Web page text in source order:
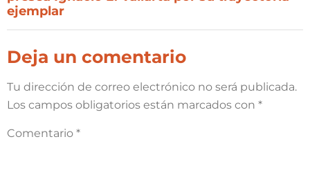
ejemplar
Deja un comentario
Tu dirección de correo electrónico no será publicada.
Los campos obligatorios están marcados con *
Comentario *